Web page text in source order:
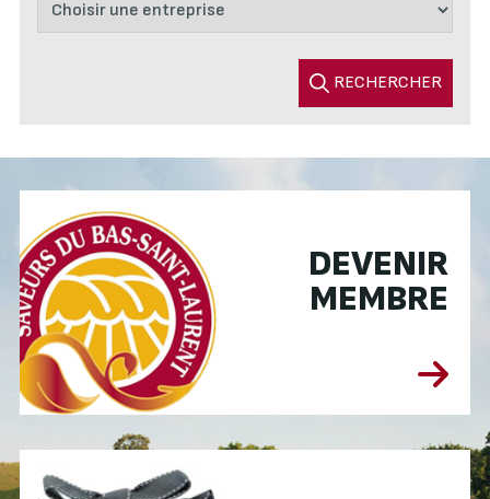
RECHERCHER
DEVENIR
MEMBRE